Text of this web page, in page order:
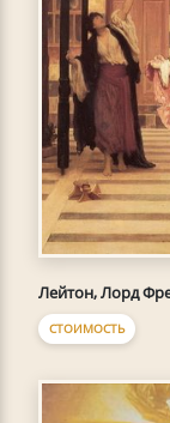
Лейтон, Лорд
СТОИМОСТЬ